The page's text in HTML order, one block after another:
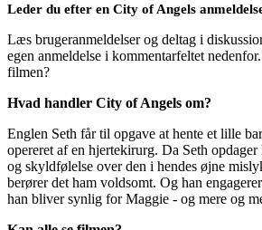
Leder du efter en City of Angels
Læs brugeranmeldelser og deltag i
egen anmeldelse i kommentarfeltet
filmen?
Hvad handler City of Angels om?
Englen Seth får til opgave at hente et lille
opereret af en hjertekirurg. Da Seth
og skyldfølelse over den i hendes øjne
berører det ham voldsomt. Og han
han bliver synlig for Maggie - og mere og